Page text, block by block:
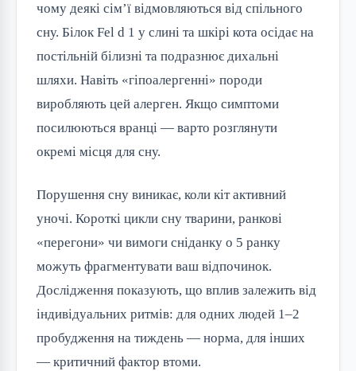
чому деякі сім’ї відмовляються від спільного
сну. Білок Fel d 1 у слині та шкірі кота осідає на
постільній білизні та подразнює дихальні
шляхи. Навіть «гіпоалергенні» породи
виробляють цей алерген. Якщо симптоми
посилюються вранці — варто розглянути
окремі місця для сну.
Порушення сну виникає, коли кіт активний
уночі. Короткі цикли сну тварини, ранкові
«перегони» чи вимоги сніданку о 5 ранку
можуть фрагментувати ваш відпочинок.
Дослідження показують, що вплив залежить від
індивідуальних ритмів: для одних людей 1–2
пробудження на тиждень — норма, для інших
— критичний фактор втоми.